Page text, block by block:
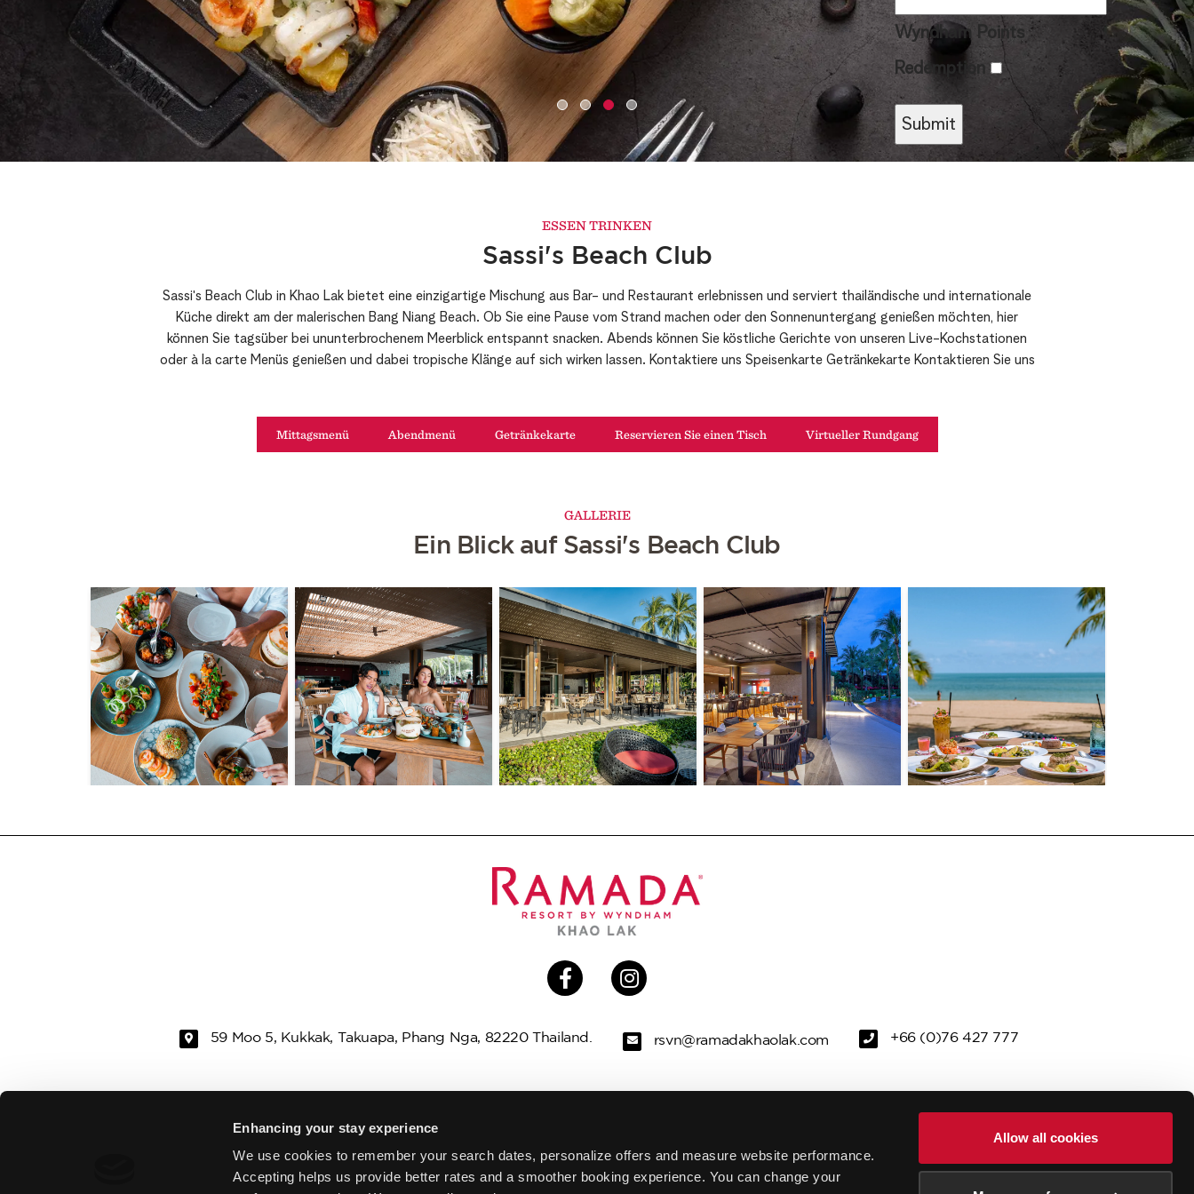
Enhancing your stay experience
We use cookies to remember your search dates, personalize offers and measure website performance.
Accepting helps us provide better rates and a smoother booking experience. You can change your
Allow all cookies
Wyndham Points
Redemption
ESSEN TRINKEN
Sassi's Beach Club
Sassi's Beach Club in Khao Lak bietet eine einzigartige Mischung aus Bar- und Restaurant erlebnissen und serviert thailändische und internationale
Küche direkt am der malerischen Bang Niang Beach. Ob Sie eine Pause vom Strand machen oder den Sonnenuntergang genießen möchten, hier
können Sie tagsüber bei ununterbrochenem Meerblick entspannt snacken. Abends können Sie köstliche Gerichte von unseren Live-Kochstationen
oder à la carte Menüs genießen und dabei tropische Klänge auf sich wirken lassen. Kontaktiere uns Speisenkarte Getränkekarte Kontaktieren Sie uns
Mittagsmenü Abendmenü Getränkekarte Reservieren Sie einen Tisch Virtueller Rundgang
GALLERIE
Ein Blick auf Sassi's Beach Club
59 Moo 5, Kukkak, Takuapa, Phang Nga, 82220 Thailand. rsvn@ramadakhaolak.com +66 (0)76 427 777
RAMADA ZIMMER & VILLEN
DATENSCHUTZRICHTLINIE RESTAURANTS SPA HOCHZEITEN TAGUNGEN UND VERANSTALTUNGEN